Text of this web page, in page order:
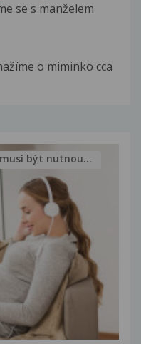
se s manželem
o miminko cca
být nutnou...